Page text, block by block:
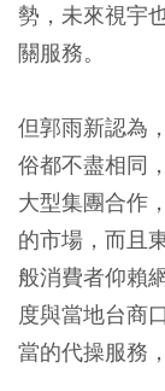
勢，未來視宇
關服務。
但郭雨新認為
俗都不盡相同
大型集團合作
的市場，而且
般消費者仰賴
度與當地台商
當的代操服務